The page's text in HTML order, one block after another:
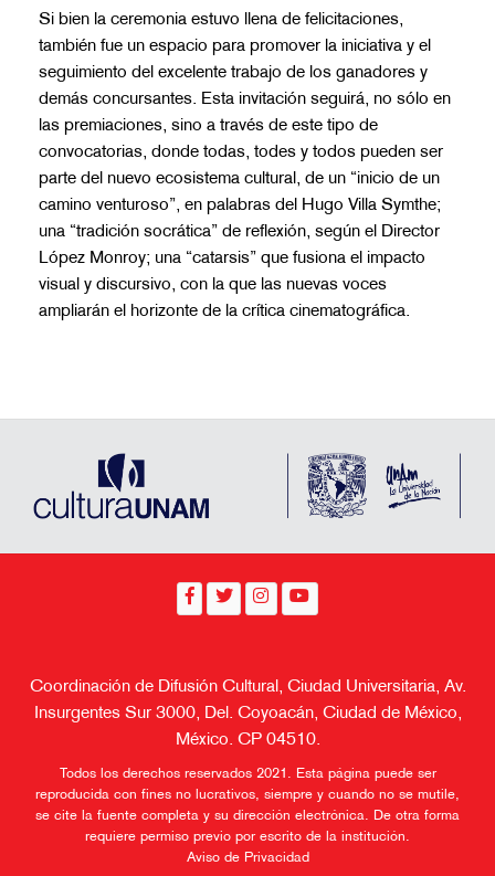
Si bien la ceremonia estuvo llena de felicitaciones,
también fue un espacio para promover la iniciativa y el
seguimiento del excelente trabajo de los ganadores y
demás concursantes. Esta invitación seguirá, no sólo en
las premiaciones, sino a través de este tipo de
convocatorias, donde todas, todes y todos pueden ser
parte del nuevo ecosistema cultural, de un “inicio de un
camino venturoso”, en palabras del Hugo Villa Symthe;
una “tradición socrática” de reflexión, según el Director
López Monroy; una “catarsis” que fusiona el impacto
visual y discursivo, con la que las nuevas voces
ampliarán el horizonte de la crítica cinematográfica.
Coordinación de Difusión Cultural, Ciudad Universitaria, Av.
Insurgentes Sur 3000, Del. Coyoacán, Ciudad de México,
México. CP 04510.
Todos los derechos reservados 2021. Esta página puede ser
reproducida con fines no lucrativos, siempre y cuando no se mutile,
se cite la fuente completa y su dirección electrónica. De otra forma
requiere permiso previo por escrito de la institución.
Aviso de Privacidad